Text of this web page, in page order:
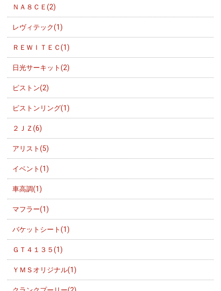
ＮＡ８ＣＥ(2)
レヴィテック(1)
ＲＥＷＩＴＥＣ(1)
日光サーキット(2)
ピストン(2)
ピストンリング(1)
２ＪＺ(6)
アリスト(5)
イベント(1)
車高調(1)
マフラー(1)
バケットシート(1)
ＧＴ４１３５(1)
ＹＭＳオリジナル(1)